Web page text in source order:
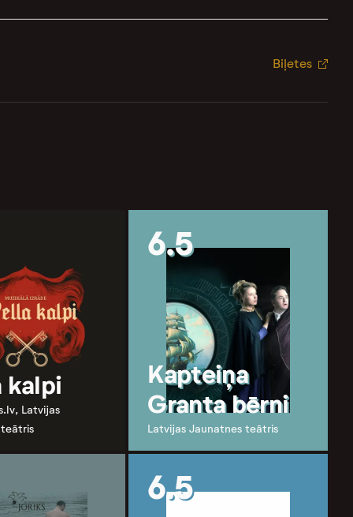
Biļetes
kalpi
Latvijas
6.5
Kapteiņa
Granta bērni
Latvijas Jaunatnes teātris
6.5